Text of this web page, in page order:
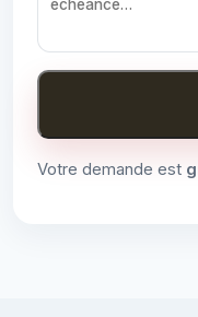
Votre demande est